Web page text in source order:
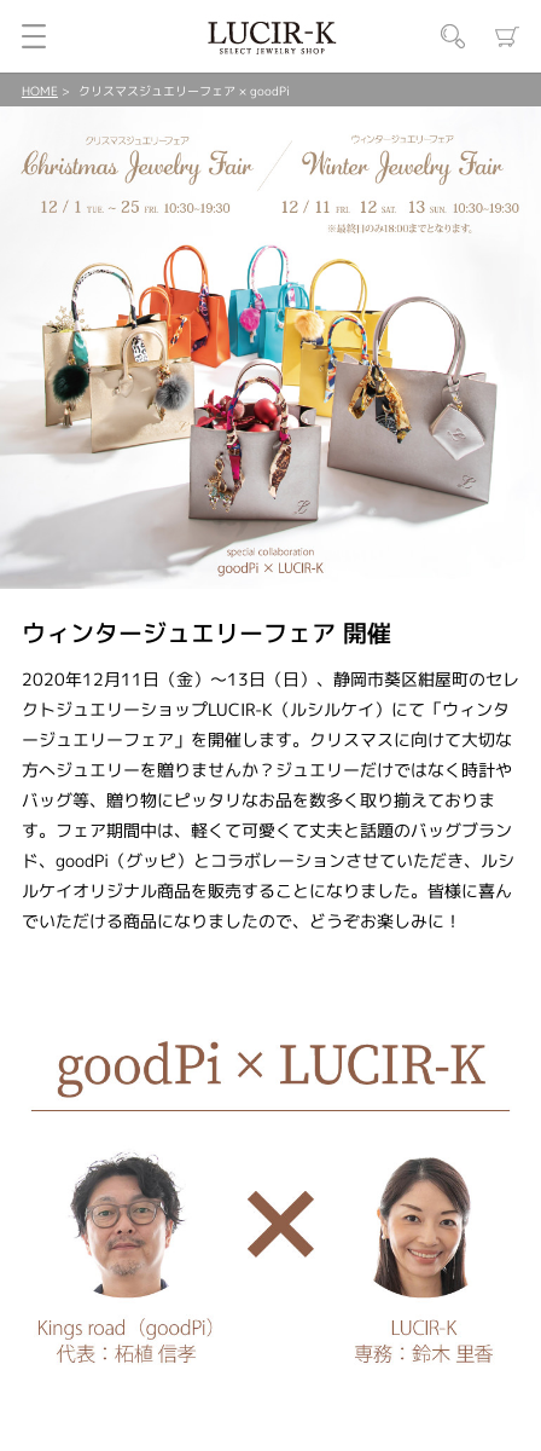
HOME クリスマスジュエリーフェア × goodPi
ウィンタージュエリーフェア 開催
2020年12月11日（金）～13日（日）、静岡市葵区紺屋町のセレ
クトジュエリーショップLUCIR-K（ルシルケイ）にて「ウィンタ
ージュエリーフェア」を開催します。クリスマスに向けて大切な
方へジュエリーを贈りませんか？ジュエリーだけではなく時計や
バッグ等、贈り物にピッタリなお品を数多く取り揃えておりま
す。フェア期間中は、軽くて可愛くて丈夫と話題のバッグブラン
ド、goodPi（グッピ）とコラボレーションさせていただき、ルシ
ルケイオリジナル商品を販売することになりました。皆様に喜ん
でいただける商品になりましたので、どうぞお楽しみに！